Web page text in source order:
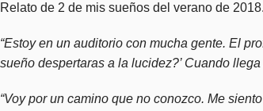
Relato de 2 de mis sueños del verano de
“Estoy en un auditorio con mucha gente. El
sueño despertaras a la lucidez?’ Cuando
“Voy por un camino que no conozco. Me